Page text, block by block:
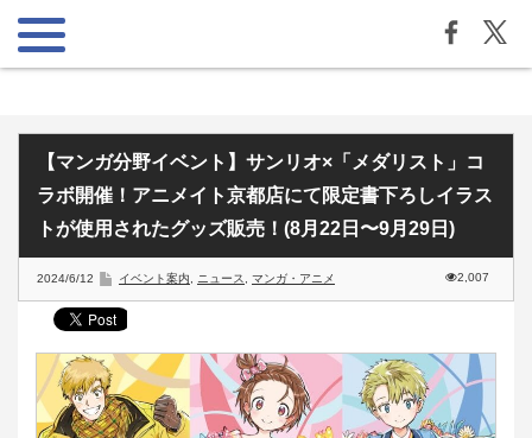
【マンガ分野イベント】サンリオ×「メダリスト」コ
ラボ開催！アニメイト京都店にて限定書下ろしイラス
トが使用されたグッズ販売！(8月22日〜9月29日)
2024/6/12 イベント案内 ニュース マンガ・アニメ 2,007